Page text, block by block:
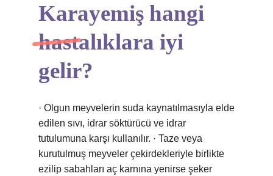
Karayemiş hangi
hastalıklara iyi
gelir?
· Olgun meyvelerin suda kaynatılmasıyla elde
edilen sıvı, idrar söktürücü ve idrar
tutulumuna karşı kullanılır. · Taze veya
kurutulmuş meyveler çekirdekleriyle birlikte
ezilip sabahları aç karnına yenirse şeker